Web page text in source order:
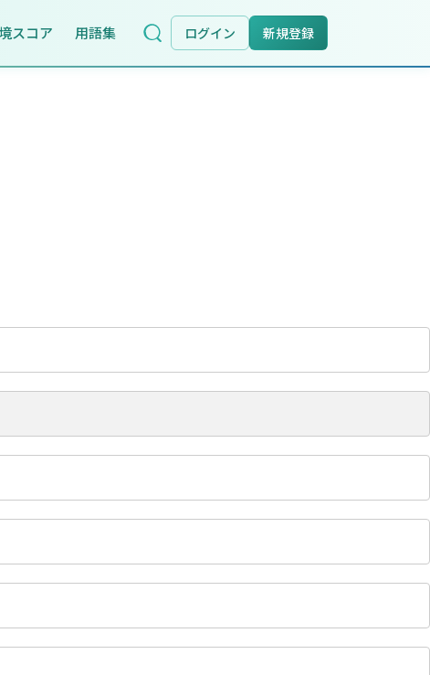
スコア 用語集 ログイン 新規登録